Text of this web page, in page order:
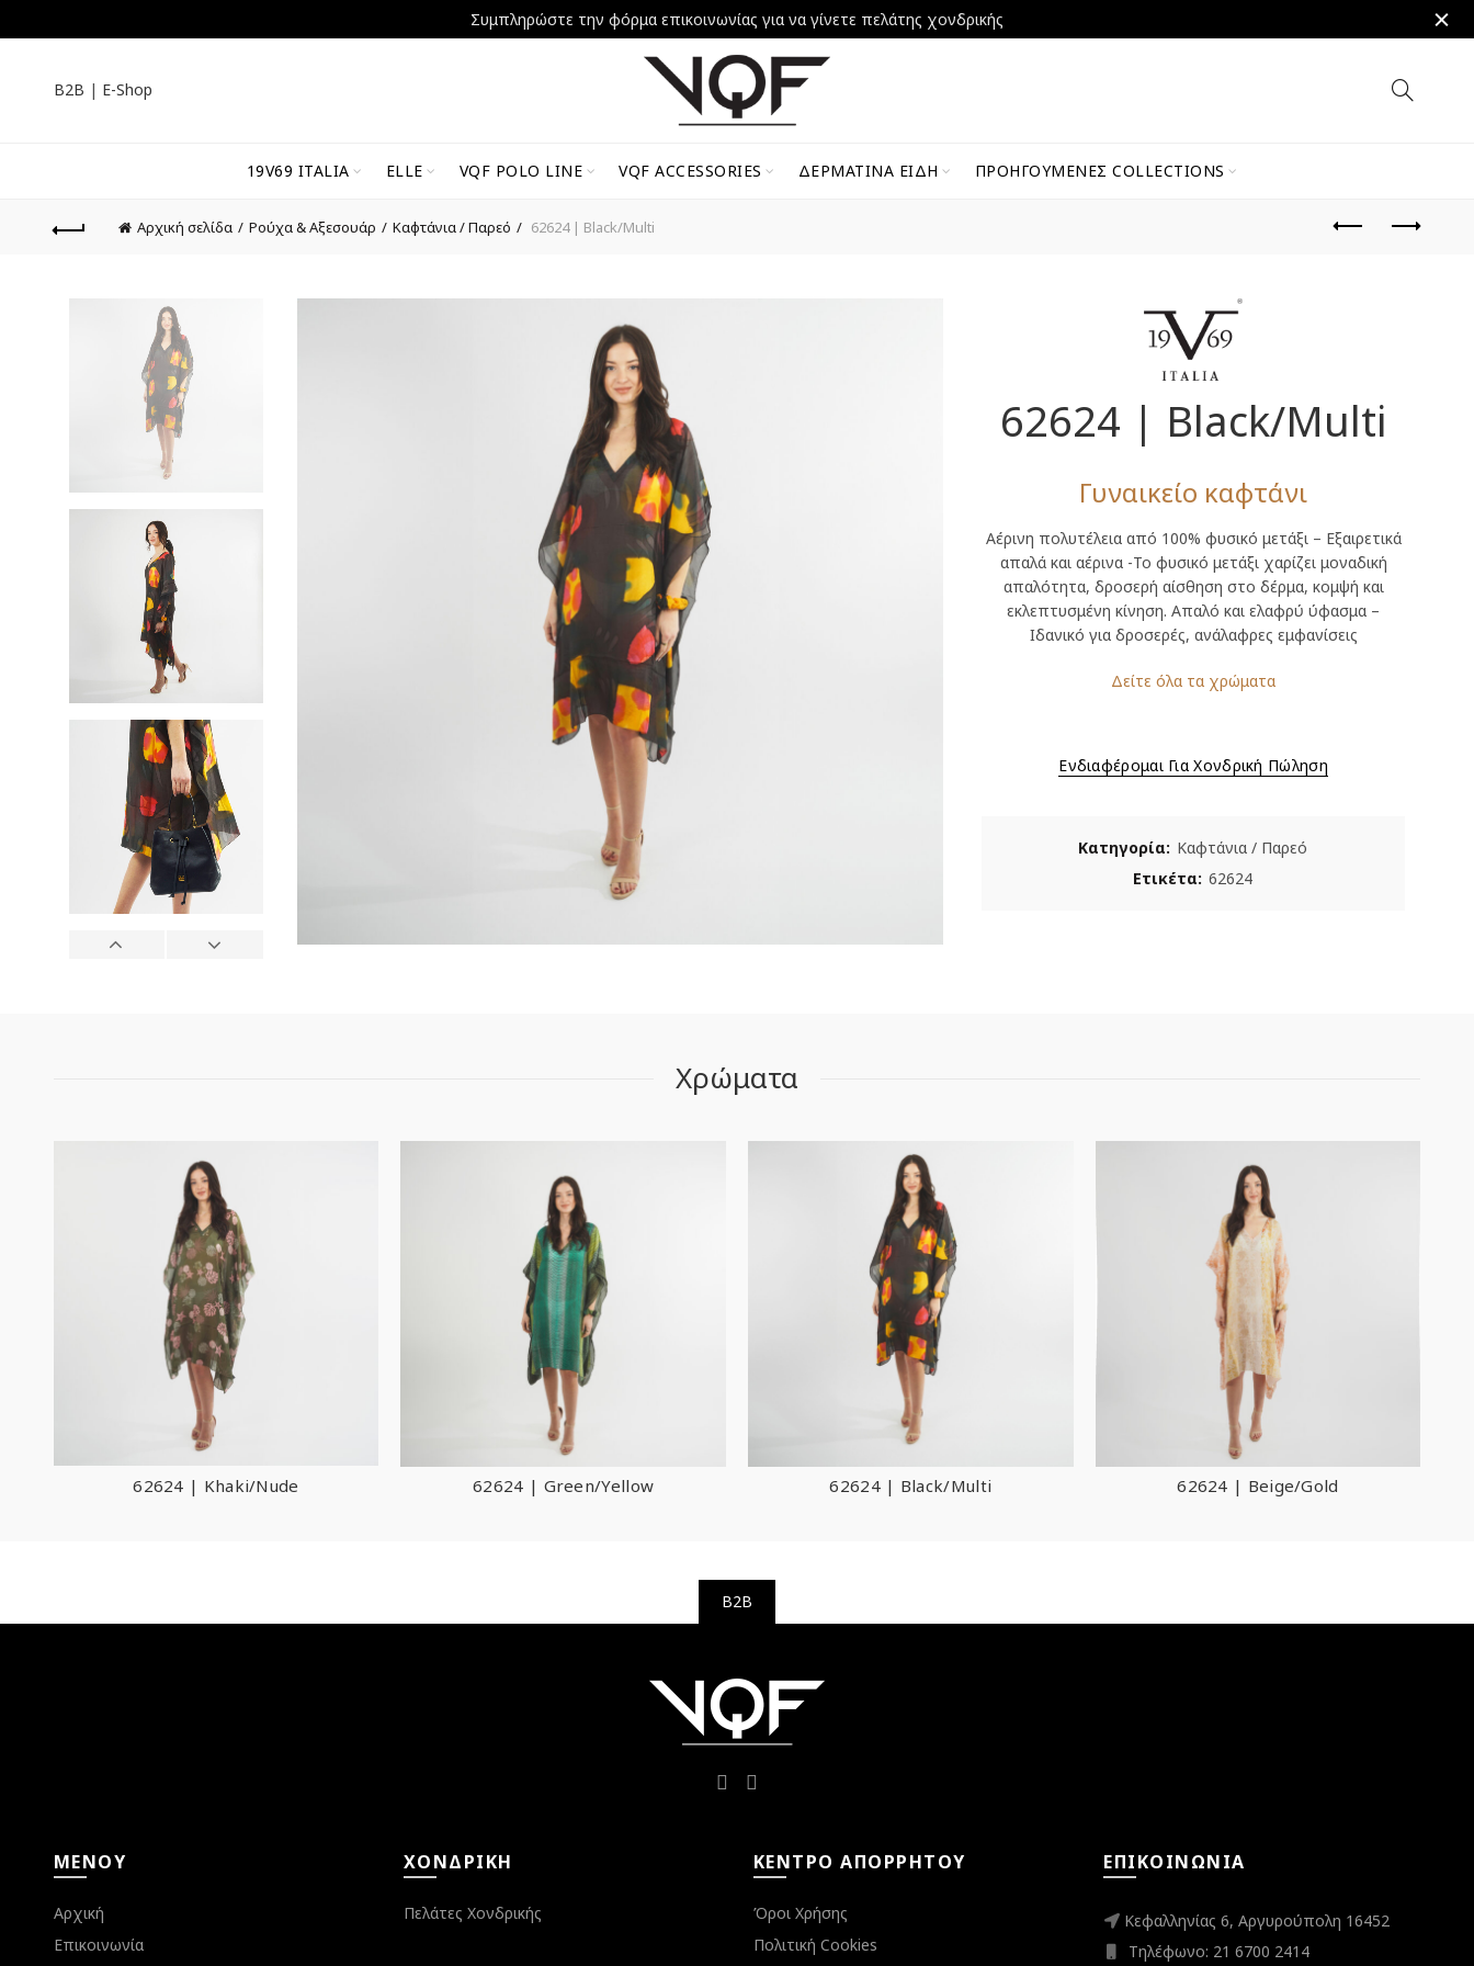
B2B | E-Shop
19V69 ITALIA ELLE VQF POLO LINE VQF ACCESSORIES ΔΕΡΜΆΤΙΝΑ ΕΊΔΗ ΠΡΟΗΓΟΎΜΕΝΕΣ COLLECTIONS
Αρχική σελίδα Ρούχα & Αξεσουάρ Καφτάνια / Παρεό 62624 | Black/Multi
62624 | Black/Multi
Γυναικείο καφτάνι
Αέρινη πολυτέλεια από 100% φυσικό μετάξι – Εξαιρετικά
απαλά και αέρινα -Το φυσικό μετάξι χαρίζει μοναδική
απαλότητα, δροσερή αίσθηση στο δέρμα, κομψή και
εκλεπτυσμένη κίνηση. Απαλό και ελαφρύ ύφασμα –
Ιδανικό για δροσερές, ανάλαφρες εμφανίσεις
Δείτε όλα τα χρώματα
Ενδιαφέρομαι Για Χονδρική Πώληση
Κατηγορία: Καφτάνια / Παρεό
Ετικέτα: 62624
Χρώματα
62624 | Khaki/Nude 62624 | Green/Yellow 62624 | Black/Multi 62624 | Beige/Gold
B2B
ΜΕΝΟΎ
Αρχική
Επικοινωνία
ΧΟΝΔΡΙΚΉ
Πελάτες Χονδρικής
ΚΈΝΤΡΟ ΑΠΟΡΡΉΤΟΥ
Όροι Χρήσης
Πολιτική Cookies
ΕΠΙΚΟΙΝΩΝΊΑ
Κεφαλληνίας 6, Αργυρούπολη 16452
Τηλέφωνο: 21 6700 2414
Συμπληρώστε την φόρμα επικοινωνίας για να γίνετε πελάτης χονδρικής